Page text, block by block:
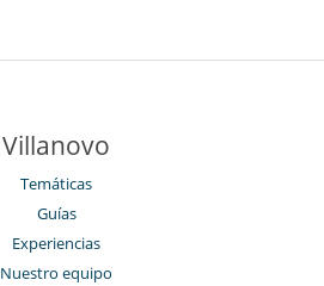
Villanovo
Temáticas
Guías
Experiencias
Nuestro equipo